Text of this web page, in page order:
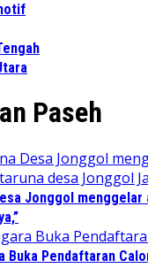
Paseh
Jonggol
Buka Pendaftaran